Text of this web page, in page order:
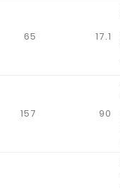
65 17.1
157 90